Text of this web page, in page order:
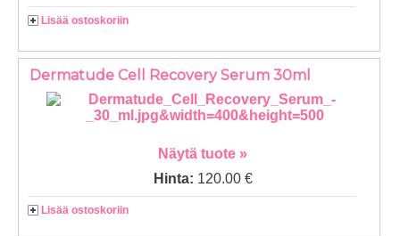
Lisää ostoskoriin
Dermatude Cell Recovery Serum 30ml
Näytä tuote »
Hinta: 120.00 €
Lisää ostoskoriin